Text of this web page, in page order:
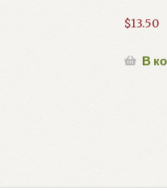
$13.50
В